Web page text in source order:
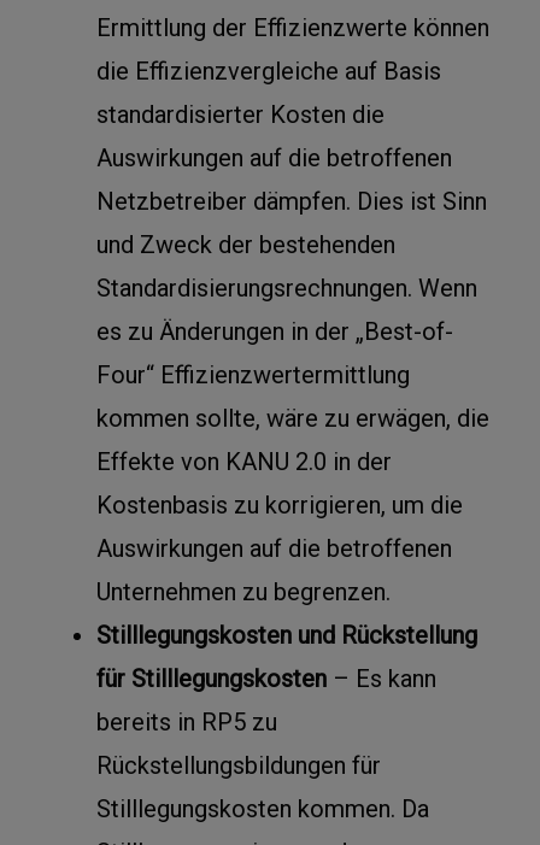
Ermittlung der Effizienzwerte können
die Effizienzvergleiche auf Basis
standardisierter Kosten die
Auswirkungen auf die betroffenen
Netzbetreiber dämpfen. Dies ist Sinn
und Zweck der bestehenden
Standardisierungsrechnungen. Wenn
es zu Änderungen in der „Best-of-
Four“ Effizienzwertermittlung
kommen sollte, wäre zu erwägen, die
Effekte von KANU 2.0 in der
Kostenbasis zu korrigieren, um die
Auswirkungen auf die betroffenen
Unternehmen zu begrenzen.
Stilllegungskosten und Rückstellung
für Stilllegungskosten – Es kann
bereits in RP5 zu
Rückstellungsbildungen für
Stilllegungskosten kommen. Da